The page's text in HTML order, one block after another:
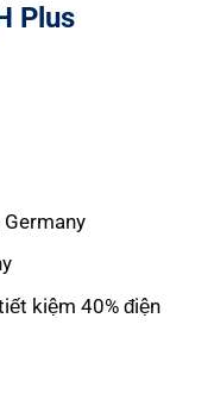
Plus
kiệm 40% điện